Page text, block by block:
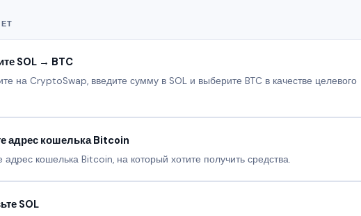
SOL → BTC
на CryptoSwap, введите сумму в SOL и выберите BTC в качестве целевого
адрес кошелька Bitcoin
адрес кошелька Bitcoin, на который хотите получить средства.
SOL